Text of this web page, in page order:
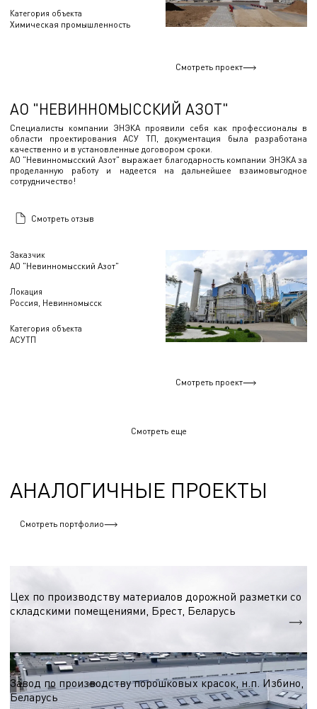
Категория объекта
Химическая промышленность
Смотреть проект
Заказчик
АО "Невинномысский Азот"
Локация
Россия, Невинномысск
Категория объекта
АСУТП
АО "НЕВИННОМЫССКИЙ АЗОТ"
Специалисты компании ЭНЭКА проявили себя как профессионалы в
области проектирования АСУ ТП, документация была разработана
качественно и в установленные договором сроки.
АО "Невинномысский Азот" выражает благодарность компании ЭНЭКА за
проделанную работу и надеется на дальнейшее взаимовыгодное
сотрудничество!
Смотреть отзыв
Смотреть проект
Смотреть еще
АНАЛОГИЧНЫЕ ПРОЕКТЫ
Смотреть портфолио
Цех по производству материалов дорожной разметки со
складскими помещениями, Брест, Беларусь
Химическая промышленность
Завод по производству порошковых красок, н.п. Избино,
Беларусь